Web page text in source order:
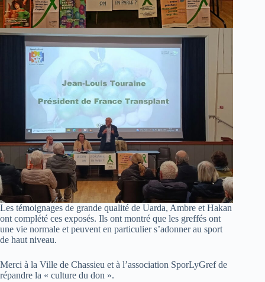
Les témoignages de grande qualité de Uarda, Ambre et Hakan
ont complété ces exposés. Ils ont montré que les greffés ont
une vie normale et peuvent en particulier s’adonner au sport
de haut niveau.
Merci à la Ville de Chassieu et à l’association SporLyGref de
répandre la « culture du don ».